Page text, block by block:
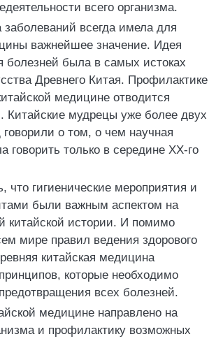
всего организма.
всегда имела для
важнейшее значение. Идея
болезней была в самых истоках
Древнего Китая. Профилактике
медицине отводится
мудрецы уже более двух
говорили о том, о чем научная
говорить только в середине XX-го
что гигиенические мероприятия и
были важным аспектом на
китайской истории. И помимо
мире правил ведения здорового
китайская медицина
которые необходимо
всех болезней.
медицине направлено на
и профилактику возможных